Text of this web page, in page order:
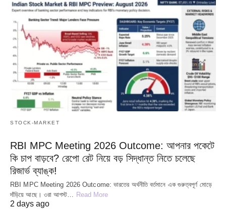
STOCK-MARKET
RBI MPC Meeting 2026 Outcome: আপনার পকেটে
কি চাপ বাড়বে? রেপো রেট নিয়ে বড় সিদ্ধান্ত নিতে চলেছে
রিজার্ভ ব্যাঙ্ক!
RBI MPC Meeting 2026 Outcome: ভারতের অর্থনীতি বর্তমানে এক গুরুত্বপূর্ণ মোড়ে
দাঁড়িয়ে আছে। ৩রা আগস্ট… Read More
2 days ago